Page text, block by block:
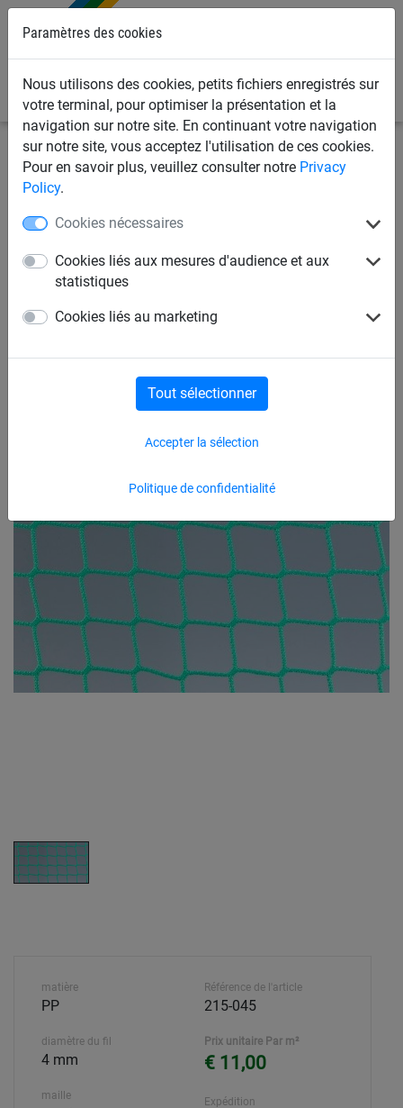
Paramètres des cookies
Nous utilisons des cookies, petits fichiers enregistrés sur
votre terminal, pour optimiser la présentation et la
navigation sur notre site. En continuant votre navigation
sur notre site, vous acceptez l'utilisation de ces cookies.
Pour en savoir plus, veuillez consulter notre Privacy
Policy.
Cookies nécessaires
Cookies liés aux mesures d'audience et aux
statistiques
Cookies liés au marketing
Politique de confidentialité
Accepter la sélection
Tout sélectionner
Filets d'industrie Filets de rayonnage Filets
Filet 4 mm PP, maille carrée
45 mm - sur mesure
matière
PP
diamètre du fil
4 mm
maille
Référence de l'article
215-045
Prix unitaire Par m²
€ 11,00
Expédition